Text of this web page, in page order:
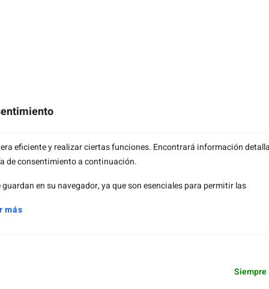
eficiente y realizar ciertas funciones. Encontrará información
de consentimiento a continuación.
en su navegador, ya que son esenciales para permitir las
más